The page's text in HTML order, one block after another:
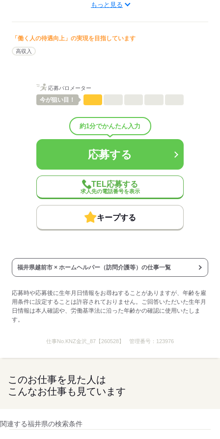
多い年齢層 低い 高い
男女の割合
職場の様子 しずか
配属先部署：
有料老人ホーム/デイサービス施設/グループホーム/特別養護老人ホ
10人
医療・介護・福祉関連
応募する
もっと見る
「働く人の待遇向上」の実現を目指しています
高収入
応募バロメーター
今が狙い目！
約1分でかんたん入力
応募する
TEL応募する
求人先の電話番号を表示
キープする
福井県越前市 × ホームヘルパー（訪問介護等）の仕事一覧
応募時や応募後に生年月日情報をお尋ねすることがありますが、年齢を雇
用条件に設定することは許容されておりません。ご回答いただいた生年月
日情報は本人確認や、労働基準法に沿った年齢かの確認に使用いたしま
す。
仕事No. KNZ金沢_87【260528】 管理番号： 123976
このお仕事を見た人は
こんなお仕事も見ています
関連する福井県の検索条件